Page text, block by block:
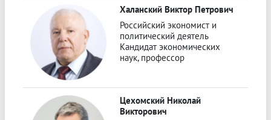
Халанский Виктор Петрович
Российский экономист и
политический деятель
Кандидат экономических
наук, профессор
Цехомский Николай
Викторович